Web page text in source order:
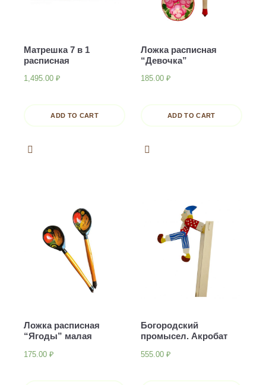
Матрешка 7 в 1
расписная
1,495.00 ₽
ADD TO CART
Ложка расписная
“Девочка”
185.00 ₽
ADD TO CART
Ложка расписная
“Ягоды” малая
175.00 ₽
Богородский
промысел. Акробат
555.00 ₽